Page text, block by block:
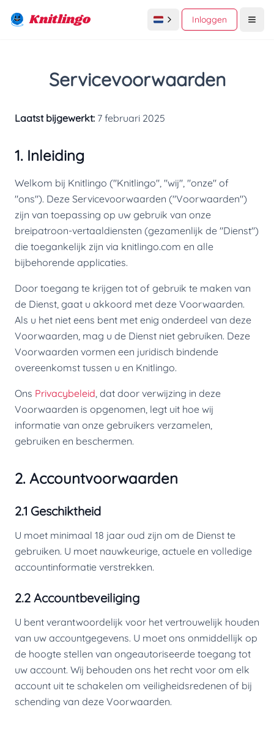
Knitlingo Inloggen
Servicevoorwaarden
Laatst bijgewerkt: 7 februari 2025
1. Inleiding
Welkom bij Knitlingo ("Knitlingo", "wij", "onze" of
"ons"). Deze Servicevoorwaarden ("Voorwaarden")
zijn van toepassing op uw gebruik van onze
breipatroon-vertaaldiensten (gezamenlijk de "Dienst")
die toegankelijk zijn via knitlingo.com en alle
bijbehorende applicaties.
Door toegang te krijgen tot of gebruik te maken van
de Dienst, gaat u akkoord met deze Voorwaarden.
Als u het niet eens bent met enig onderdeel van deze
Voorwaarden, mag u de Dienst niet gebruiken. Deze
Voorwaarden vormen een juridisch bindende
overeenkomst tussen u en Knitlingo.
Ons Privacybeleid, dat door verwijzing in deze
Voorwaarden is opgenomen, legt uit hoe wij
informatie van onze gebruikers verzamelen,
gebruiken en beschermen.
2. Accountvoorwaarden
2.1 Geschiktheid
U moet minimaal 18 jaar oud zijn om de Dienst te
gebruiken. U moet nauwkeurige, actuele en volledige
accountinformatie verstrekken.
2.2 Accountbeveiliging
U bent verantwoordelijk voor het vertrouwelijk houden
van uw accountgegevens. U moet ons onmiddellijk op
de hoogte stellen van ongeautoriseerde toegang tot
uw account. Wij behouden ons het recht voor om elk
account uit te schakelen om veiligheidsredenen of bij
schending van deze Voorwaarden.